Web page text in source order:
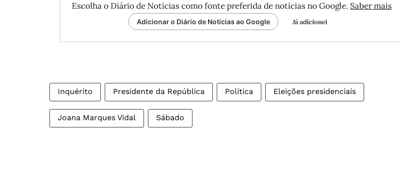
Escolha o Diário de Notícias como fonte preferida de notícias no Google. Saber mais
Adicionar o Diário de Notícias ao Google Já adicionei
Inquérito Presidente da República Política Eleições presidenciais
Joana Marques Vidal Sábado